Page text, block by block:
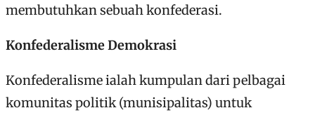
membutuhkan sebuah konfederasi.
Konfederalisme Demokrasi
Konfederalisme ialah kumpulan dari pelbagai
komunitas politik (munisipalitas) untuk